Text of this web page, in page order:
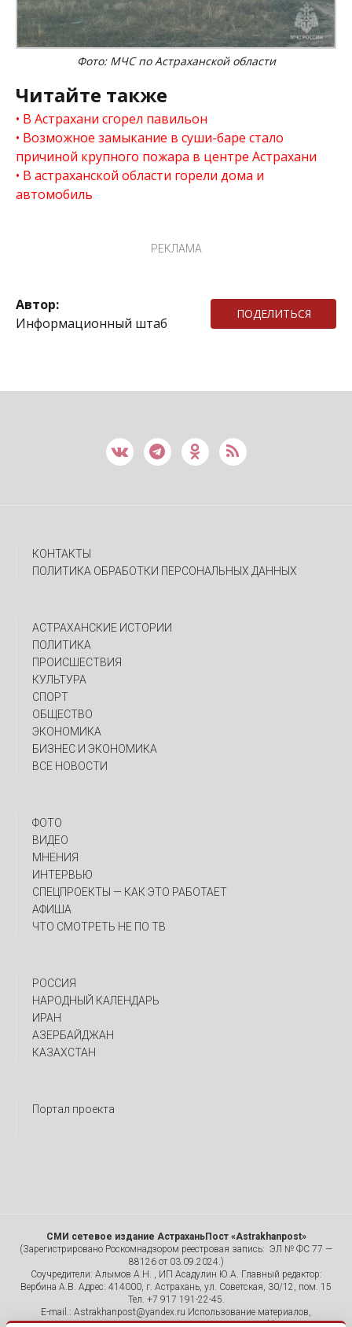
Фото: МЧС по Астраханской области
Читайте также
В Астрахани сгорел павильон
Возможное замыкание в суши-баре стало
причиной крупного пожара в центре Астрахани
В астраханской области горели дома и
автомобиль
РЕКЛАМА
Автор:
Информационный штаб
ПОДЕЛИТЬСЯ
КОНТАКТЫ
ПОЛИТИКА ОБРАБОТКИ ПЕРСОНАЛЬНЫХ ДАННЫХ
АСТРАХАНСКИЕ ИСТОРИИ
ПОЛИТИКА
ПРОИСШЕСТВИЯ
КУЛЬТУРА
СПОРТ
ОБЩЕСТВО
ЭКОНОМИКА
БИЗНЕС И ЭКОНОМИКА
ВСЕ НОВОСТИ
ФОТО
ВИДЕО
МНЕНИЯ
ИНТЕРВЬЮ
CПЕЦПРОЕКТЫ — КАК ЭТО РАБОТАЕТ
АФИША
ЧТО СМОТРЕТЬ НЕ ПО ТВ
РОССИЯ
НАРОДНЫЙ КАЛЕНДАРЬ
ИРАН
АЗЕРБАЙДЖАН
КАЗАХСТАН
Портал проекта
СМИ сетевое издание АстраханьПост «Astrakhanpost»
(Зарегистрировано Роскомнадзором реестровая запись: ЭЛ № ФС 77 —
88126 от 03.09.2024.)
Соучредители: Алымов А.Н. , ИП Асадулин Ю.А. Главный редактор:
Вербина А.В. Адрес: 414000, г. Астрахань, ул. Советская, 30/12, пом. 15
Тел. +7 917 191-22-45.
E-mail.: Astrakhanpost@yandex.ru Использование материалов,
размещенных на страницах сетевого издания «Astrakhanpost»,